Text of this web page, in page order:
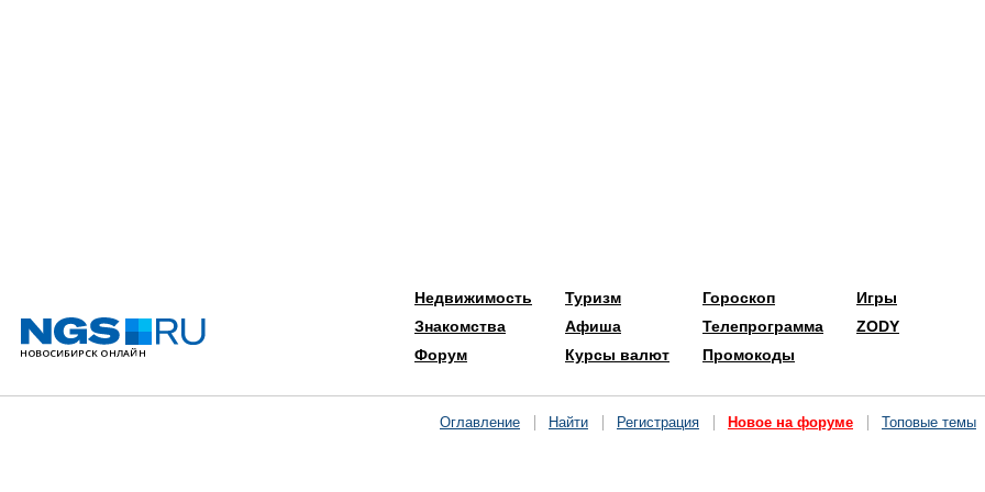
Недвижимость
Знакомства
Форум
Туризм
Афиша
Курсы валют
Гороскоп
Телепрограмма
Промокоды
Игры
ZODY
Оглавление Найти Регистрация Новое на форуме Топовые темы